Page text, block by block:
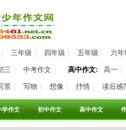
三年级 四年级 五年级 六年
三 中考作文 高中作文: 高一
景 写物 想像 抒情 读后感
学作文 初中作文 高中作文